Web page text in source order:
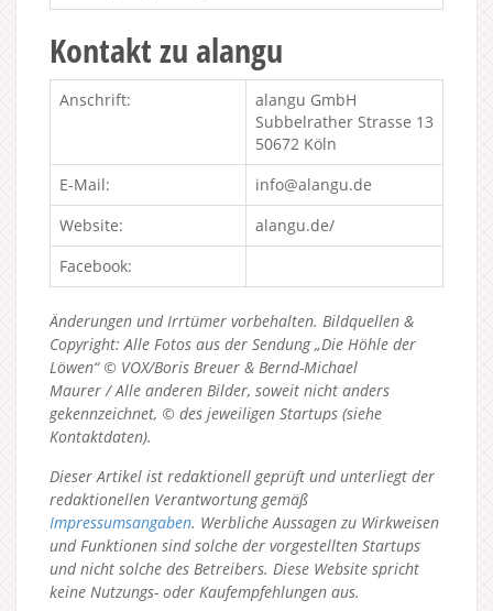
Kontakt zu alangu
Anschrift:
alangu GmbH
Subbelrather Strasse 13
50672 Köln
E-Mail:
info@alangu.de
Website:
alangu.de/
Facebook:
Änderungen und Irrtümer vorbehalten. Bildquellen &
Copyright: Alle Fotos aus der Sendung „Die Höhle der
Löwen“ © VOX/Boris Breuer & Bernd-Michael
Maurer / Alle anderen Bilder, soweit nicht anders
gekennzeichnet, © des jeweiligen Startups (siehe
Kontaktdaten).
Dieser Artikel ist redaktionell geprüft und unterliegt der
redaktionellen Verantwortung gemäß
Impressumsangaben. Werbliche Aussagen zu Wirkweisen
und Funktionen sind solche der vorgestellten Startups
und nicht solche des Betreibers. Diese Website spricht
keine Nutzungs- oder Kaufempfehlungen aus.